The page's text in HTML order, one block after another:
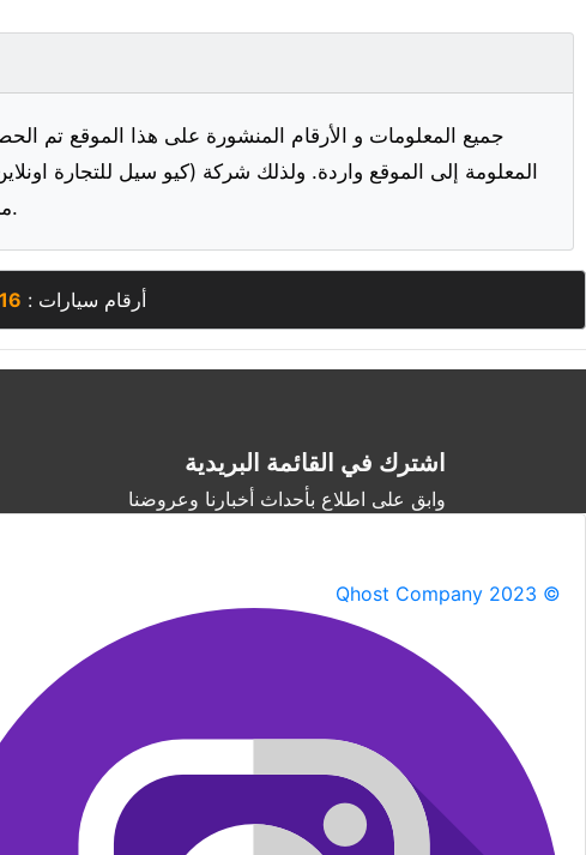
جميع المعلومات و الأرقام المنشورة على هذا الموقع تم
المعلومة إلى الموقع واردة. ولذلك شركة (كيو سيل للتجارة
من الأغراض المعلنة شخصيا والقيام بالفحص قبل الشراء.
أرقام سيارات :
اشترك في القائمة البريدية
وابق على اطلاع بأحداث أخبارنا وعروضنا
Qhost Company 2023 ©